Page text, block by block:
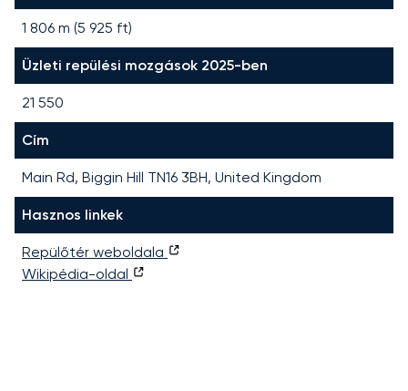
1 806 m (5 925 ft)
Üzleti repülési mozgások 2025-ben
21 550
Cím
Main Rd, Biggin Hill TN16 3BH, United Kingdom
Hasznos linkek
Repülőtér weboldala
Wikipédia-oldal